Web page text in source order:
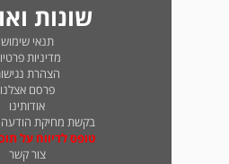
שונות
תנאי שימוש
מדיניות
הצהרת
פרסם אצלנו
אודותינו
בקשת מחיקת הודעה
טופס לדיווח על
צור קשר